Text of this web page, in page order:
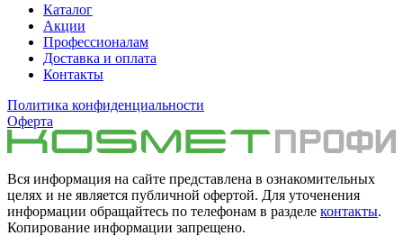
Каталог
Акции
Профессионалам
Доставка и оплата
Контакты
Политика конфиденциальности
Оферта
Вся информация на сайте представлена в ознакомительных
целях и не является публичной офертой. Для уточенения
информации обращайтесь по телефонам в разделе контакты.
Копирование информации запрещено.